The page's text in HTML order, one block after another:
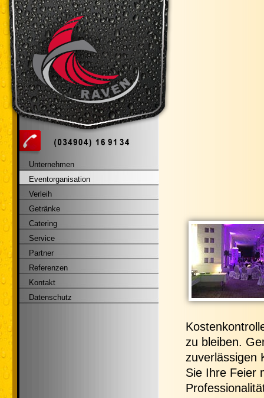
Unternehmen
Eventorganisation
Verleih
Getränke
Catering
Service
Partner
Referenzen
Kontakt
Datenschutz
zu bleiben.
zuverlässigen
Sie Ihre Feier